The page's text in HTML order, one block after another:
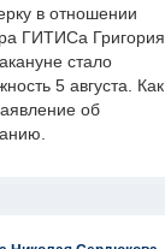
в отношении
ГИТИСа Григория
стало
5 августа. Как
об